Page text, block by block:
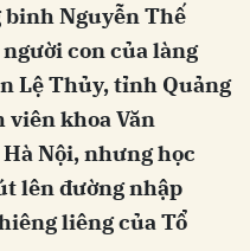
binh Nguyễn Thế
con của làng
Lệ Thủy, tỉnh Quảng
khoa Văn
Nội, nhưng học
lên đường nhập
liêng của Tổ